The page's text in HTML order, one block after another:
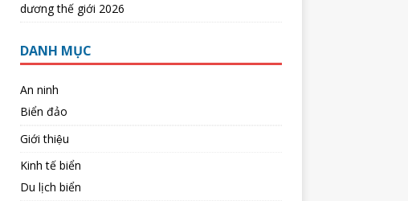
dương thế giới 2026
DANH MỤC
An ninh
Biển đảo
Giới thiệu
Kinh tế biển
Du lịch biển